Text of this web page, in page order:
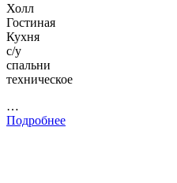
Холл
Гостиная
Кухня
с/у
спальни
техническое
…
Подробнее